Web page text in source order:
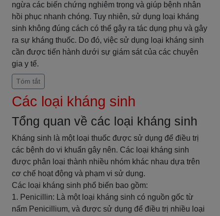
ngừa các biến chứng nghiêm trọng và giúp bệnh nhân
hồi phục nhanh chóng. Tuy nhiên, sử dụng loại kháng
sinh không đúng cách có thể gây ra tác dụng phụ và gây
ra sự kháng thuốc. Do đó, việc sử dụng loại kháng sinh
cần được tiến hành dưới sự giám sát của các chuyên
gia y tế.
Tóm tắt
Các loại kháng sinh
Tổng quan về các loại kháng sinh
Kháng sinh là một loại thuốc được sử dụng để điều trị
các bệnh do vi khuẩn gây nên. Các loại kháng sinh
được phân loại thành nhiều nhóm khác nhau dựa trên
cơ chế hoạt động và phạm vi sử dụng.
Các loại kháng sinh phổ biến bao gồm:
1. Penicillin: Là một loại kháng sinh có nguồn gốc từ
nấm Penicillium, và được sử dụng để điều trị nhiều loại